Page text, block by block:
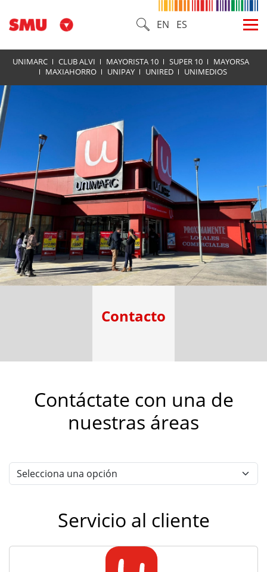
UNIMARC CLUB ALVI MAYORISTA 10 SUPER 10
MAYORSA
MAXIAHORRO
UNIPAY UNIRED UNIMEDIOS
EN ES
Contacto
Contáctate con una de
nuestras áreas
Servicio al cliente